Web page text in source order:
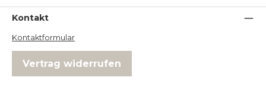
Kontakt
Kontaktformular
Vertrag widerrufen